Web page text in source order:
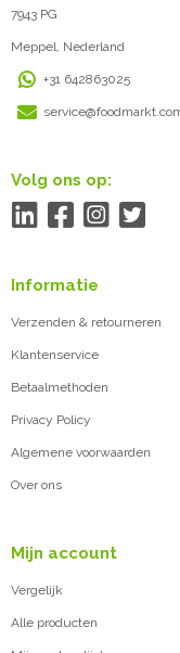
7943 PG
Meppel, Nederland
+31 642863025
Volg ons op:
Informatie
Verzenden & retourneren
Klantenservice
Betaalmethoden
Privacy Policy
Algemene voorwaarden
Over ons
Mijn account
Vergelijk
Alle producten